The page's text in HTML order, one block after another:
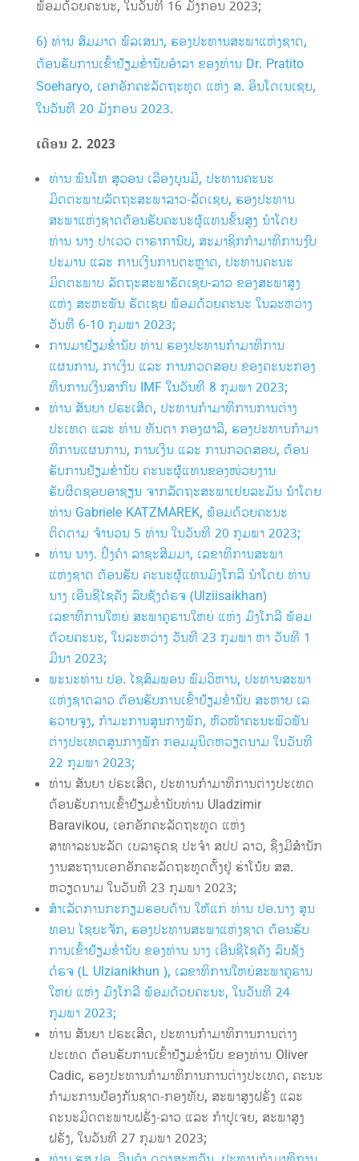
ພ້ອມດ້ວຍຄະນະ, ໃນວັນທີ 16 ມັງກອນ 2023;
6) ທ່ານ ສົມມາດ ພົລເສນາ, ຮອງປະທານສະພາແຫ່ງຊາດ,
ຕ້ອນຮັບການເຂົ້າຢ້ຽມຂໍ່ານັບອຳລາ ຂອງທ່ານ Dr. Pratito
Soeharyo, ເອກອັກຄະລັດຖະທູດ ແຫ່ງ ສ. ອິນໂດເນເຊຍ,
ໃນວັນທີ 20 ມັງກອນ 2023.
ເດືອນ 2. 2023
ທ່ານ ພົນໂທ ສຸວອນ ເລືອງບຸນມີ, ປະທານຄະນະ
ມິດຕະພາບລັດຖະສະພາລາວ-ລັດເຊຍ, ຮອງປະທານ
ສະພາແຫ່ງຊາດຕ້ອນຮັບຄະນະຜູ້ແທນຂັ້ນສູງ ນຳໂດຍ
ທ່ານ ນາງ ປາເວວ ຕາຣາການົບ, ສະມາຊິກກໍາມາທິການງົບ
ປະມານ ແລະ ການເງິນການຕະຫຼາດ, ປະທານຄະນະ
ມິດຕະພາບ ລັດຖະສະພາຣັດເຊຍ-ລາວ ຂອງສະພາສູງ
ແຫ່ງ ສະຫະພັນ ຣັດເຊຍ ພ້ອມດ້ວຍຄະນະ ໃນລະຫວ່າງ
ວັນທີ 6-10 ກຸມພາ 2023;
ການມາຢ້ຽມຂໍ່ານັບ ທ່ານ ຮອງປະທານກຳມາທິການ
ແຜນການ, ກາເງິນ ແລະ ການກວດສອບ ຂອງຄະນະກອງ
ທຶນການເງິນສາກົນ IMF ໃນວັນທີ 8 ກຸມພາ 2023;
ທ່ານ ສັນຍາ ປຣະເສີດ, ປະທານກໍາມາທິການການຕ່າງ
ປະເທດ ແລະ ທ່ານ ທັນຕາ ກອງຜາລີ, ຮອງປະທານກໍາມາ
ທິການແຜນການ, ການເງິນ ແລະ ການກວດສອບ, ຕ້ອນ
ຮັບການຢ້ຽມຂໍ່ານັບ ຄະນະຜູ້ແທນຂອງໜ່ວຍງານ
ຮັບຜິດຊອບອາຊຽນ ຈາກລັດຖະສະພາເຢຍລະມັນ ນໍາໂດຍ
ທ່ານ Gabriele KATZMAREK, ພ້ອມດ້ວຍຄະນະ
ຕິດຕາມ ຈໍານວນ 5 ທ່ານ ໃນວັນທີ 20 ກຸມພາ 2023;
ທ່ານ ນາງ. ປິ່ງຄຳ ລາຊະສີມມາ, ເລຂາທິການສະພາ
ແຫ່ງຊາດ ຕ້ອນຮັບ ຄະນະຜູ້ແທນມົງໂກລີ ນໍາໂດຍ ທ່ານ
ນາງ ເອີນຊີໄຊຄັງ ລົບຊັງດໍຣຈ (Ulziisaikhan)
ເລຂາທິການໃຫຍ່ ສະພາຄູຣານໃຫຍ່ ແຫ່ງ ມົງໂກລີ ພ້ອມ
ດ້ວຍຄະນະ, ໃນລະຫວ່າງ ວັນທີ 23 ກຸມພາ ຫາ ວັນທີ 1
ມີນາ 2023;
ພະນະທ່ານ ປອ. ໄຊສົມພອນ ພົມວິຫານ, ປະທານສະພາ
ແຫ່ງຊາດລາວ ຕ້ອນຮັບການເຂົ້າຢ້ຽມຂໍ່ານັບ ສະຫາຍ ເລ
ຮວາຍຈຸງ, ກໍາມະການສູນກາງພັກ, ຫົວໜ້າຄະນະພົວພັນ
ຕ່າງປະເທດສູນກາງພັກ ກອມມູນິດຫວຽດນາມ ໃນວັນທີ
22 ກຸມພາ 2023;
ທ່ານ ສັນຍາ ປຣະເສີດ, ປະທານກໍາມາທິການຕ່າງປະເທດ
ຕ້ອນຮັບການເຂົ້າຢ້ຽມຂໍ່ານັບທ່ານ Uladzimir
Baravikou, ເອກອັກຄະລັດຖະທູດ ແຫ່ງ
ສາທາລະນະລັດ ເບລາຣຸດຊ ປະຈໍາ ສປປ ລາວ, ຊຶ່ງມີສໍານັກ
ງານສະຖານເອກອັກຄະລັດຖະທູດຕັ້ງຢູ່ ຮ່າໂນ້ຍ ສສ.
ຫວຽດນາມ ໃນວັນທີ 23 ກຸມພາ 2023;
ສໍາເລັດການກະກຽມຮອບດ້ານ ໃຫ້ແກ່ ທ່ານ ປອ.ນາງ ສູນ
ທອນ ໄຊຍະຈັກ, ຮອງປະທານສະພາແຫ່ງຊາດ ຕ້ອນຮັບ
ການເຂົ້າຢ້ຽມຂໍ່ານັບ ຂອງທ່ານ ນາງ ເອີນຊີໄຊຄັງ ລົບຊັງ
ດໍຣຈ (L Ulzianikhun ), ເລຂາທິການໃຫຍ່ສະພາຄູຣານ
ໃຫຍ່ ແຫ່ງ ມົງໂກລີ ພ້ອມດ້ວຍຄະນະ, ໃນວັນທີ 24
ກຸມພາ 2023;
ທ່ານ ສັນຍາ ປຣະເສີດ, ປະທານກໍາມາທິການການຕ່າງ
ປະເທດ ຕ້ອນຮັບການເຂົ້າຢ້ຽມຂໍ່ານັບ ຂອງທ່ານ Oliver
Cadic, ຮອງປະທານກຳມາທິການການຕ່າງປະເທດ, ຄະນະ
ກຳມະການປ້ອງກັນຊາດ-ກອງທັບ, ສະພາສູງຝຣັ່ງ ແລະ
ຄະນະມິດຕະພາບຝຣັ່ງ-ລາວ ແລະ ກຳປູເຈຍ, ສະພາສູງ
ຝຣັ່ງ, ໃນວັນທີ 27 ກຸມພາ 2023;